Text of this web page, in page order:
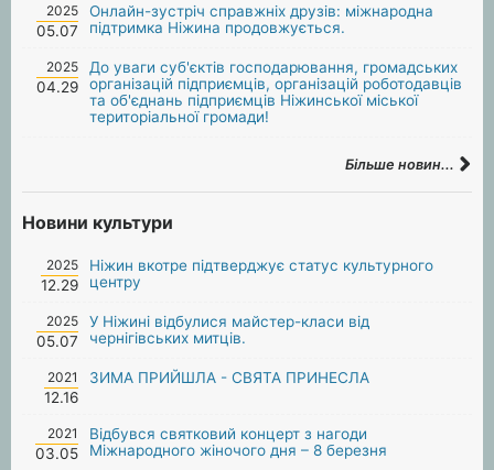
2025
05.07
Онлайн-зустріч справжніх друзів: міжнародна
підтримка Ніжина продовжується.
2025
04.29
До уваги суб'єктів господарювання, громадських
організацій підприємців, організацій роботодавців
та об'єднань підприємців Ніжинської міської
територіальної громади!
Більше новин...
Новини культури
2025
12.29
Ніжин вкотре підтверджує статус культурного
центру
2025
05.07
У Ніжині відбулися майстер-класи від
чернігівських митців.
2021
12.16
ЗИМА ПРИЙШЛА - СВЯТА ПРИНЕСЛА
2021
03.05
Відбувся святковий концерт з нагоди
Міжнародного жіночого дня – 8 березня